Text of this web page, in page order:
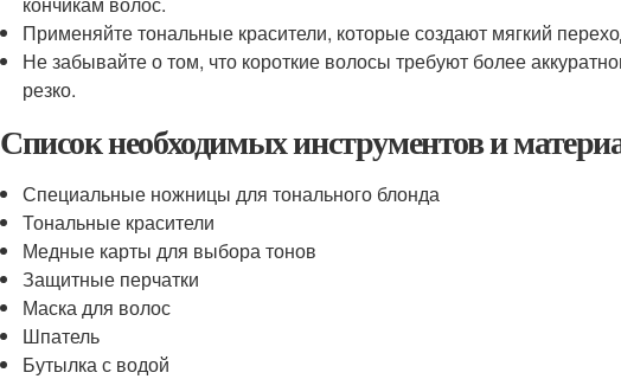
Применяйте тональные красители, которые создают мягкий
Не забывайте о том, что короткие волосы требуют более
резко.
Список необходимых инструментов и
Специальные ножницы для тонального блонда
Тональные красители
Медные карты для выбора тонов
Защитные перчатки
Маска для волос
Шпатель
Бутылка с водой